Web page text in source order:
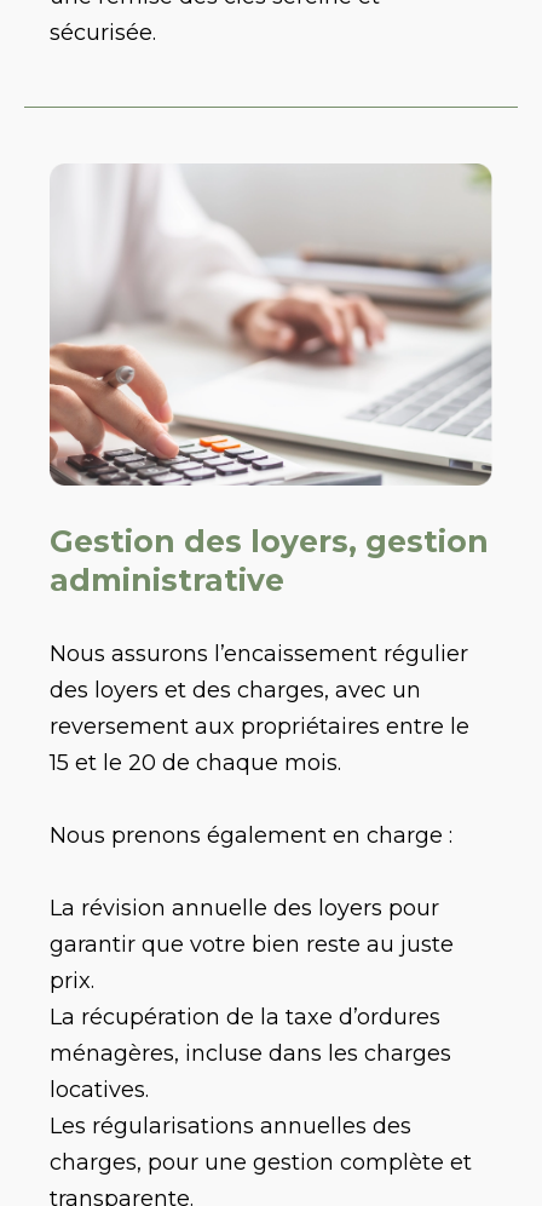
sécurisée.
Gestion des loyers, gestion
administrative
Nous assurons l’encaissement régulier
des loyers et des charges, avec un
reversement aux propriétaires entre le
15 et le 20 de chaque mois.
Nous prenons également en charge :
La révision annuelle des loyers pour
garantir que votre bien reste au juste
prix.
La récupération de la taxe d’ordures
ménagères, incluse dans les charges
locatives.
Les régularisations annuelles des
charges, pour une gestion complète et
transparente.